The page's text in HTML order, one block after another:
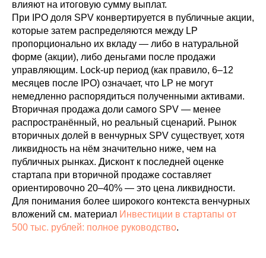
влияют на итоговую сумму выплат.
При IPO доля SPV конвертируется в публичные акции,
которые затем распределяются между LP
пропорционально их вкладу — либо в натуральной
форме (акции), либо деньгами после продажи
управляющим. Lock-up период (как правило, 6–12
месяцев после IPO) означает, что LP не могут
немедленно распорядиться полученными активами.
Вторичная продажа доли самого SPV — менее
распространённый, но реальный сценарий. Рынок
вторичных долей в венчурных SPV существует, хотя
ликвидность на нём значительно ниже, чем на
публичных рынках. Дисконт к последней оценке
стартапа при вторичной продаже составляет
ориентировочно 20–40% — это цена ликвидности.
Для понимания более широкого контекста венчурных
вложений см. материал Инвестиции в стартапы от
500 тыс. рублей: полное руководство.